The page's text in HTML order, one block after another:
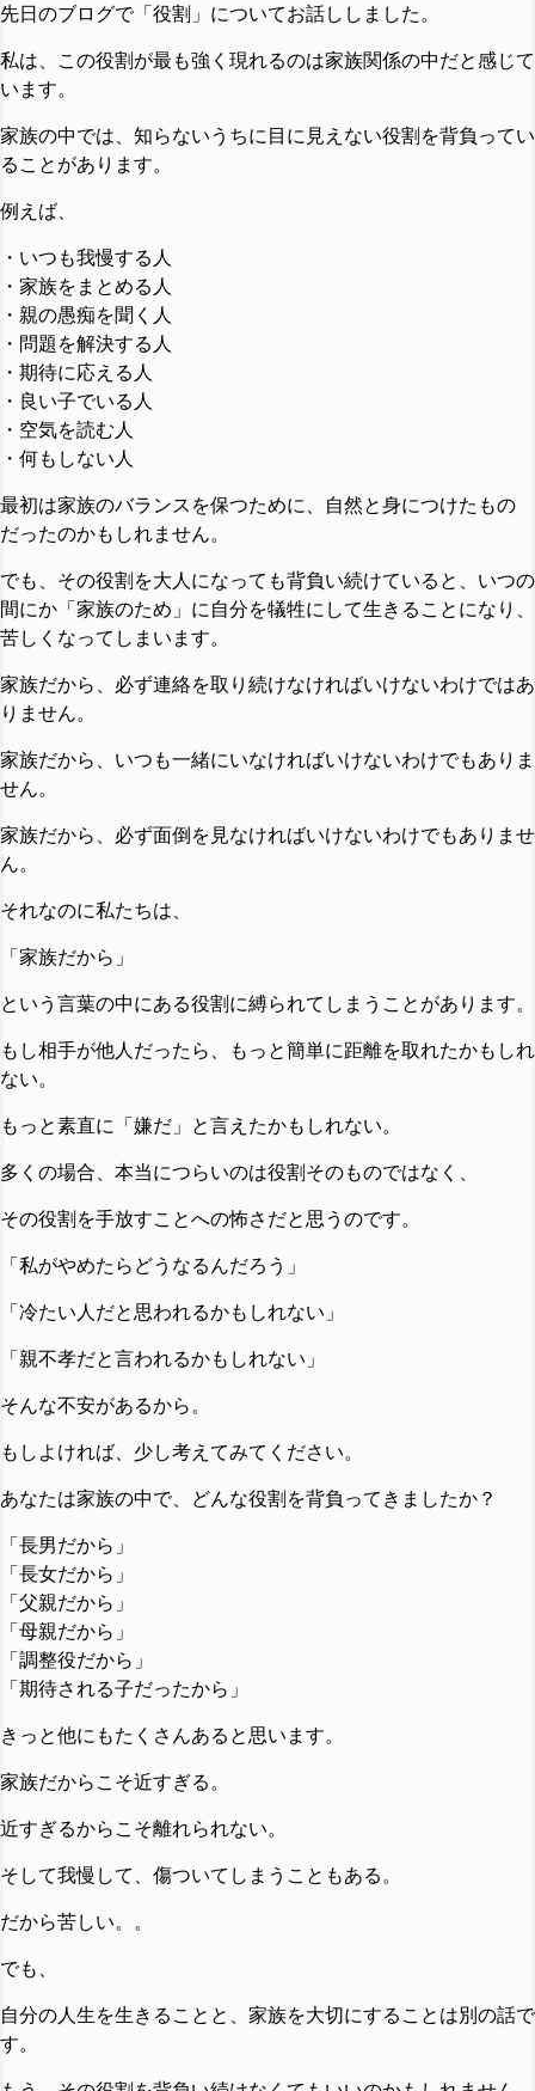
先日のブログで「役割」についてお話ししました。
私は、この役割が最も強く現れるのは家族関係の中だと感じて
います。
家族の中では、知らないうちに目に見えない役割を背負ってい
ることがあります。
例えば、
・いつも我慢する人
・家族をまとめる人
・親の愚痴を聞く人
・問題を解決する人
・期待に応える人
・良い子でいる人
・空気を読む人
・何もしない人
最初は家族のバランスを保つために、自然と身につけたもの
だったのかもしれません。
でも、その役割を大人になっても背負い続けていると、いつの
間にか「家族のため」に自分を犠牲にして生きることになり、
苦しくなってしまいます。
家族だから、必ず連絡を取り続けなければいけないわけではあ
りません。
家族だから、いつも一緒にいなければいけないわけでもありま
せん。
家族だから、必ず面倒を見なければいけないわけでもありませ
ん。
それなのに私たちは、
「家族だから」
という言葉の中にある役割に縛られてしまうことがあります。
もし相手が他人だったら、もっと簡単に距離を取れたかもしれ
ない。
もっと素直に「嫌だ」と言えたかもしれない。
多くの場合、本当につらいのは役割そのものではなく、
その役割を手放すことへの怖さだと思うのです。
「私がやめたらどうなるんだろう」
「冷たい人だと思われるかもしれない」
「親不孝だと言われるかもしれない」
そんな不安があるから。
もしよければ、少し考えてみてください。
あなたは家族の中で、どんな役割を背負ってきましたか？
「長男だから」
「長女だから」
「父親だから」
「母親だから」
「調整役だから」
「期待される子だったから」
きっと他にもたくさんあると思います。
家族だからこそ近すぎる。
近すぎるからこそ離れられない。
そして我慢して、傷ついてしまうこともある。
だから苦しい。。
でも、
自分の人生を生きることと、家族を大切にすることは別の話で
す。